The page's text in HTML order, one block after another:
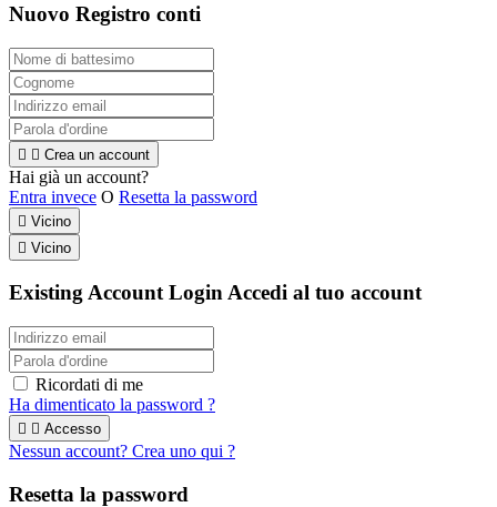
Nuovo Registro conti
  Crea un account
Hai già un account?
Entra invece O Resetta la password
 Vicino
 Vicino
Existing Account LoginAccedi al tuo account
Ricordati di me
Ha dimenticato la password ?
  Accesso
Nessun account? Crea uno qui ?
Resetta la password